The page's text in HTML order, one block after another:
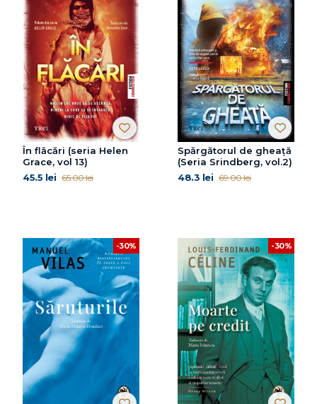
În flăcări (seria Helen
Grace, vol 13)
45.5 lei 65.00 lei
Spărgătorul de gheață
(Seria Srindberg, vol.2)
48.3 lei 69.00 lei
-30% -30%